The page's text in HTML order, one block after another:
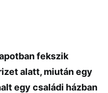
fekszik
alatt, miután egy
egy családi házban